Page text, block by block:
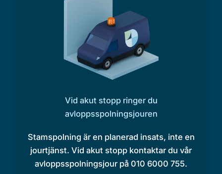
Vid akut stopp ringer du
avloppsspolningsjouren
Stamspolning är en planerad insats, inte en
jourtjänst. Vid akut stopp kontaktar du vår
avloppsspolningsjour på 010 6000 755.